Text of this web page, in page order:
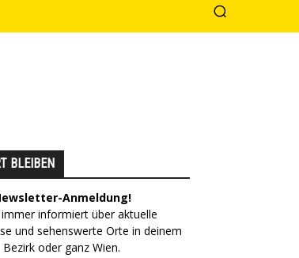
BLEIBEN
Anmeldung!
informiert über aktuelle
und sehenswerte Orte in deinem
Bezirk oder ganz Wien.